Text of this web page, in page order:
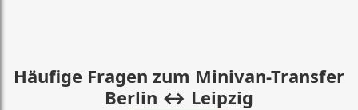
Häufige Fragen zum Minivan-Transfer
Berlin ↔ Leipzig